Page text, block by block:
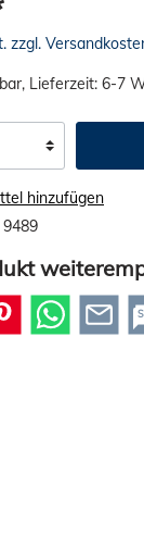
zzgl.
Lieferzeit: 6-7
hinzufügen
9489